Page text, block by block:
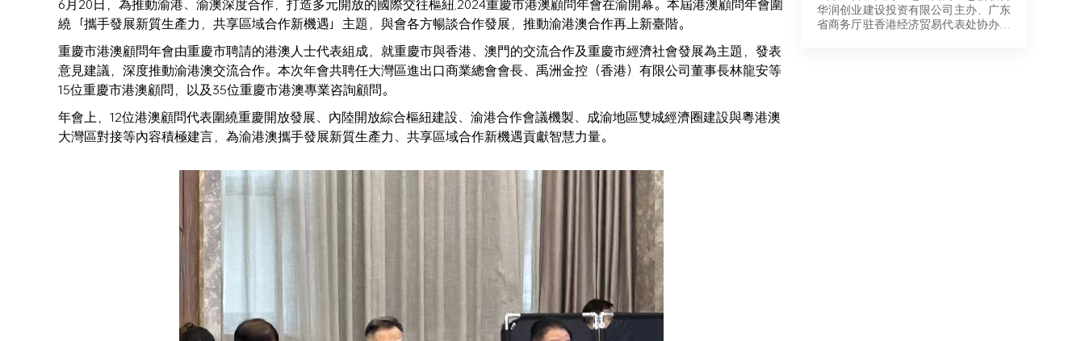
6月20日，為推動渝港、渝澳深度合作，打造多元開放的國際交往樞紐,2024重慶市港澳顧問年會在渝開幕。本屆港澳顧問年會圍
繞「攜手發展新質生產力，共享區域合作新機遇」主題，與會各方暢談合作發展，推動渝港澳合作再上新臺階。
重慶市港澳顧問年會由重慶市聘請的港澳人士代表組成，就重慶市與香港、澳門的交流合作及重慶市經濟社會發展為主題，發表
意見建議，深度推動渝港澳交流合作。本次年會共聘任大灣區進出口商業總會會長、禹洲金控（香港）有限公司董事長林龍安等
15位重慶市港澳顧問，以及35位重慶市港澳專業咨詢顧問。
年會上，12位港澳顧問代表圍繞重慶開放發展、內陸開放綜合樞紐建設、渝港合作會議機製、成渝地區雙城經濟圈建設與粵港澳
大灣區對接等內容積極建言，為渝港澳攜手發展新質生產力、共享區域合作新機遇貢獻智慧力量。
Expansion | Robotics & New
Energy Industry Exchange and
华润创业建设投资有限公司主办，广东
省商务厅驻香港经济贸易代表处协办，